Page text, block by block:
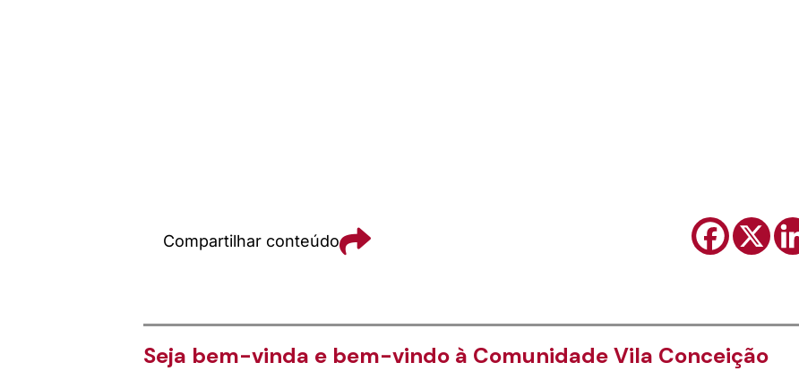
Compartilhar conteúdo
Seja bem-vinda e bem-vindo à Comunidade Vila Conceição